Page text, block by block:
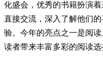
化盛会，优秀的书籍扮演
直接交流，深入了解他们
验。今年的亮点之一是阅
读者带来丰富多彩的阅读选